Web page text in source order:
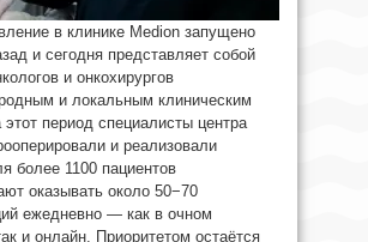
в клинике Medion запущено
и сегодня представляет собой
и онкохирургов
и локальным клиническим
период специалисты центра
и реализовали
более 1100 пациентов
оказывать около 50−70
ежедневно — как в очном
и онлайн. Приоритетом остаётся